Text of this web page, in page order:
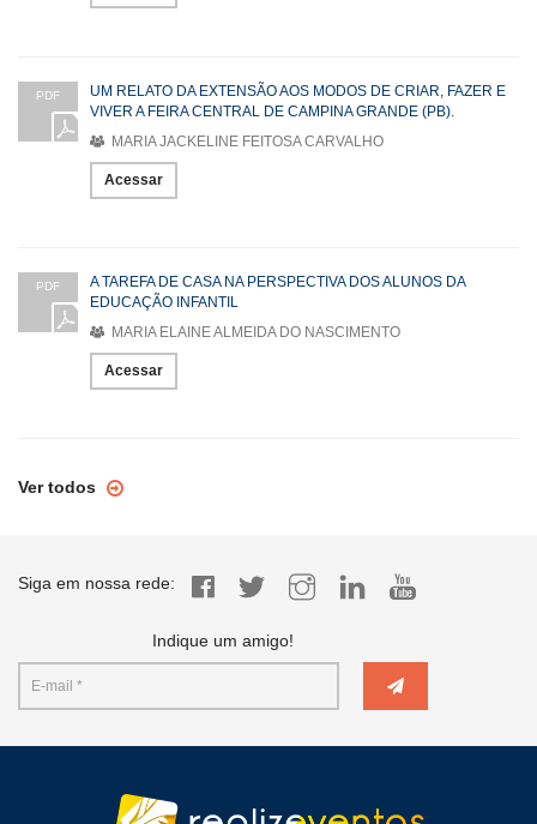
PDF
UM RELATO DA EXTENSÃO AOS MODOS DE CRIAR, FAZER E
VIVER A FEIRA CENTRAL DE CAMPINA GRANDE (PB).
MARIA JACKELINE FEITOSA CARVALHO
Acessar
PDF
A TAREFA DE CASA NA PERSPECTIVA DOS ALUNOS DA
EDUCAÇÃO INFANTIL
MARIA ELAINE ALMEIDA DO NASCIMENTO
Acessar
Ver todos
Siga em nossa rede:
Indique um amigo!